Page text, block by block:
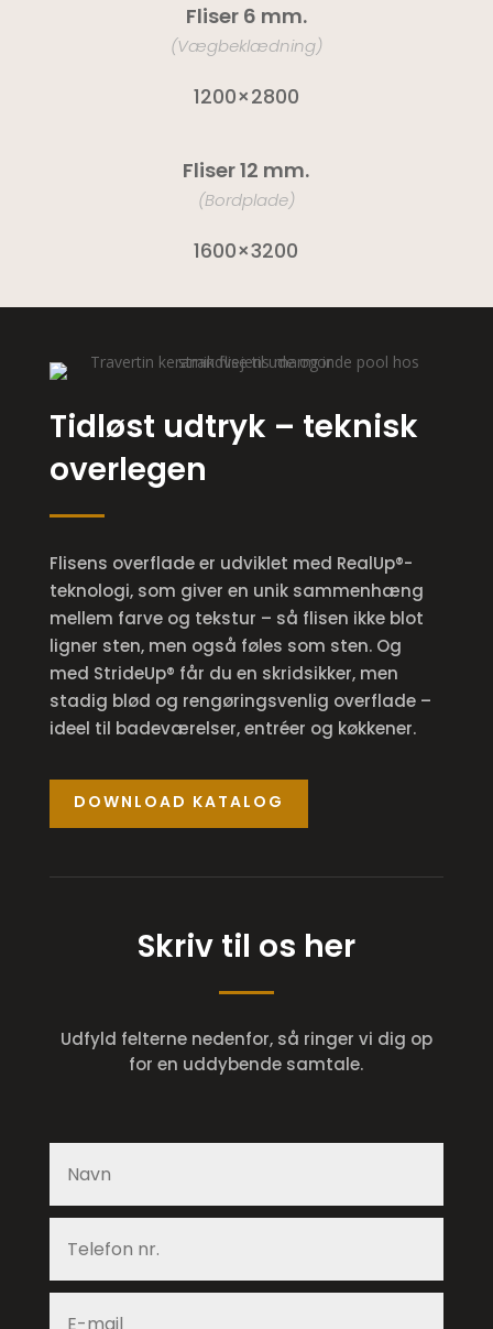
Fliser 6 mm.
(Vægbeklædning)
1200×2800
Fliser 12 mm.
(Bordplade)
1600×3200
Tidløst udtryk – teknisk
overlegen
Flisens overflade er udviklet med RealUp®-
teknologi, som giver en unik sammenhæng
mellem farve og tekstur – så flisen ikke blot
ligner sten, men også føles som sten. Og
med StrideUp® får du en skridsikker, men
stadig blød og rengøringsvenlig overflade –
ideel til badeværelser, entréer og køkkener.
DOWNLOAD KATALOG
Skriv til os her
Udfyld felterne nedenfor, så ringer vi dig op
for en uddybende samtale.